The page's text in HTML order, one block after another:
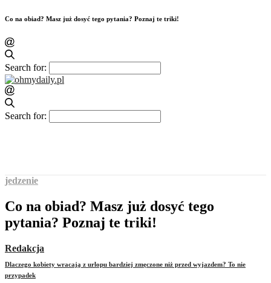
Co na obiad? Masz już dosyć tego pytania? Poznaj te triki!
Search for:
Search for:
Dlaczego kobiety wracają z urlopu bardziej zmęczone niż przed wyjazdem? To nie
przypadek
jedzenie
Co na obiad? Masz już dosyć tego
pytania? Poznaj te triki!
Redakcja